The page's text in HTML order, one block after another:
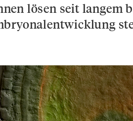
lösen seit langem